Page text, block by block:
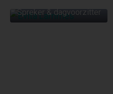
Spreker & dagvoorzitter